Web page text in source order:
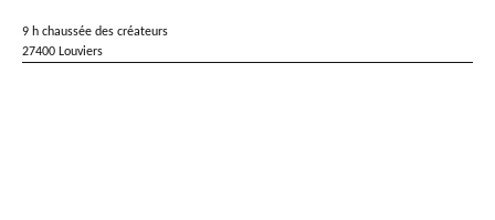
9 h chaussée des créateurs
27400 Louviers